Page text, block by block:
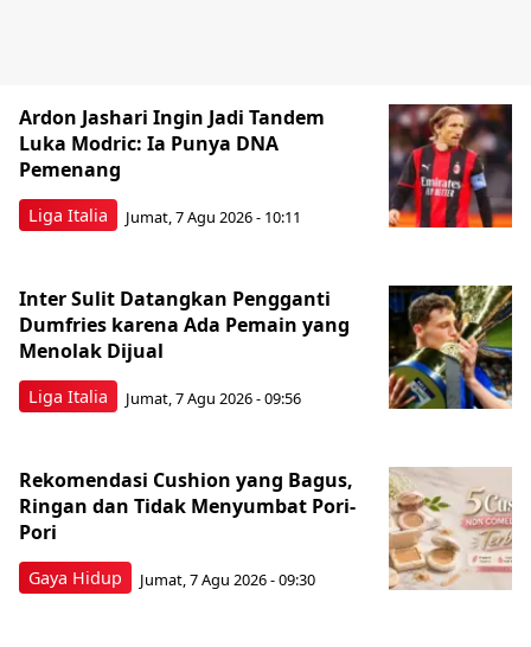
Liga Italia
Ardon Jashari Ingin Jadi Tandem
Luka Modric: Ia Punya DNA
Pemenang
Jumat, 7 Agu 2026 - 10:11
Liga Italia
Inter Sulit Datangkan Pengganti
Dumfries karena Ada Pemain yang
Menolak Dijual
Jumat, 7 Agu 2026 - 09:56
Gaya Hidup
Rekomendasi Cushion yang Bagus,
Ringan dan Tidak Menyumbat Pori-
Pori
Jumat, 7 Agu 2026 - 09:30